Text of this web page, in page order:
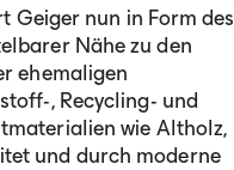
Geiger nun in Form des
Nähe zu den
ehemaligen
, Recycling- und
wie Altholz,
und durch moderne